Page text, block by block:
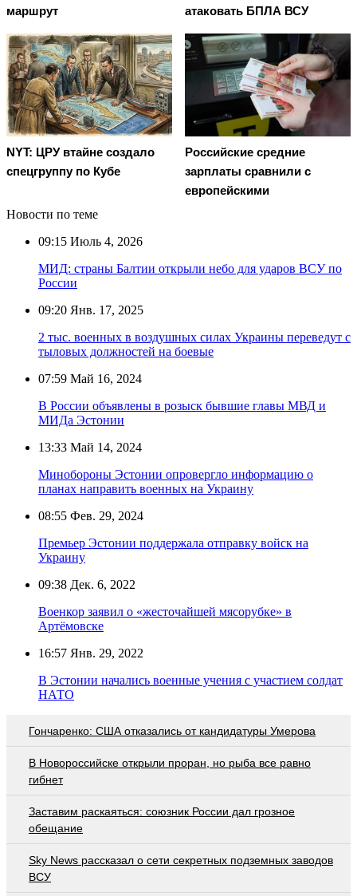
маршрут
атаковать БПЛА ВСУ
NYT: ЦРУ втайне создало
спецгруппу по Кубе
Российские средние
зарплаты сравнили с
европейскими
Новости по теме
09:15 Июль 4, 2026
МИД: страны Балтии открыли небо для ударов ВСУ по
России
09:20 Янв. 17, 2025
2 тыс. военных в воздушных силах Украины переведут с
тыловых должностей на боевые
07:59 Май 16, 2024
В России объявлены в розыск бывшие главы МВД и
МИДа Эстонии
13:33 Май 14, 2024
Минобороны Эстонии опровергло информацию о
планах направить военных на Украину
08:55 Фев. 29, 2024
Премьер Эстонии поддержала отправку войск на
Украину
09:38 Дек. 6, 2022
Военкор заявил о «жесточайшей мясорубке» в
Артёмовске
16:57 Янв. 29, 2022
В Эстонии начались военные учения с участием солдат
НАТО
Гончаренко: США отказались от кандидатуры Умерова
В Новороссийске открыли проран, но рыба все равно
гибнет
Заставим раскаяться: союзник России дал грозное
обещание
Sky News рассказал о сети секретных подземных заводов
ВСУ